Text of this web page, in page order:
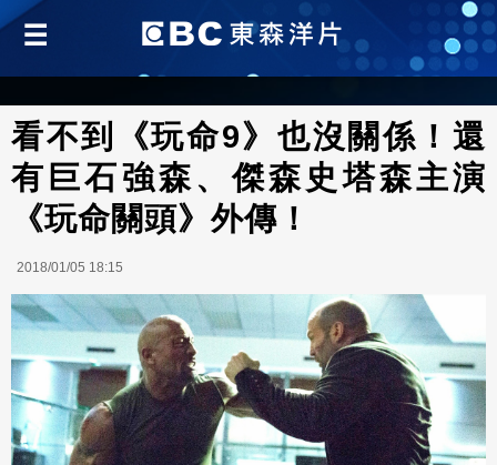
看不到《玩命9》也沒關係！還
有巨石強森、傑森史塔森主演
《玩命關頭》外傳！
2018/01/05 18:15